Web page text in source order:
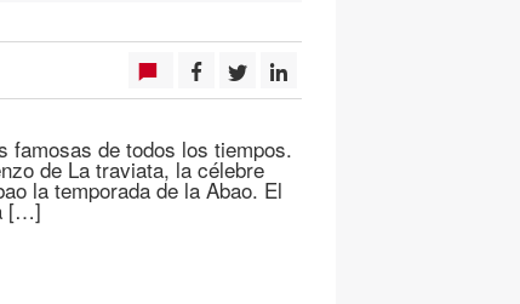
famosas de todos los tiempos.
de La traviata, la célebre
la temporada de la Abao. El
[…]